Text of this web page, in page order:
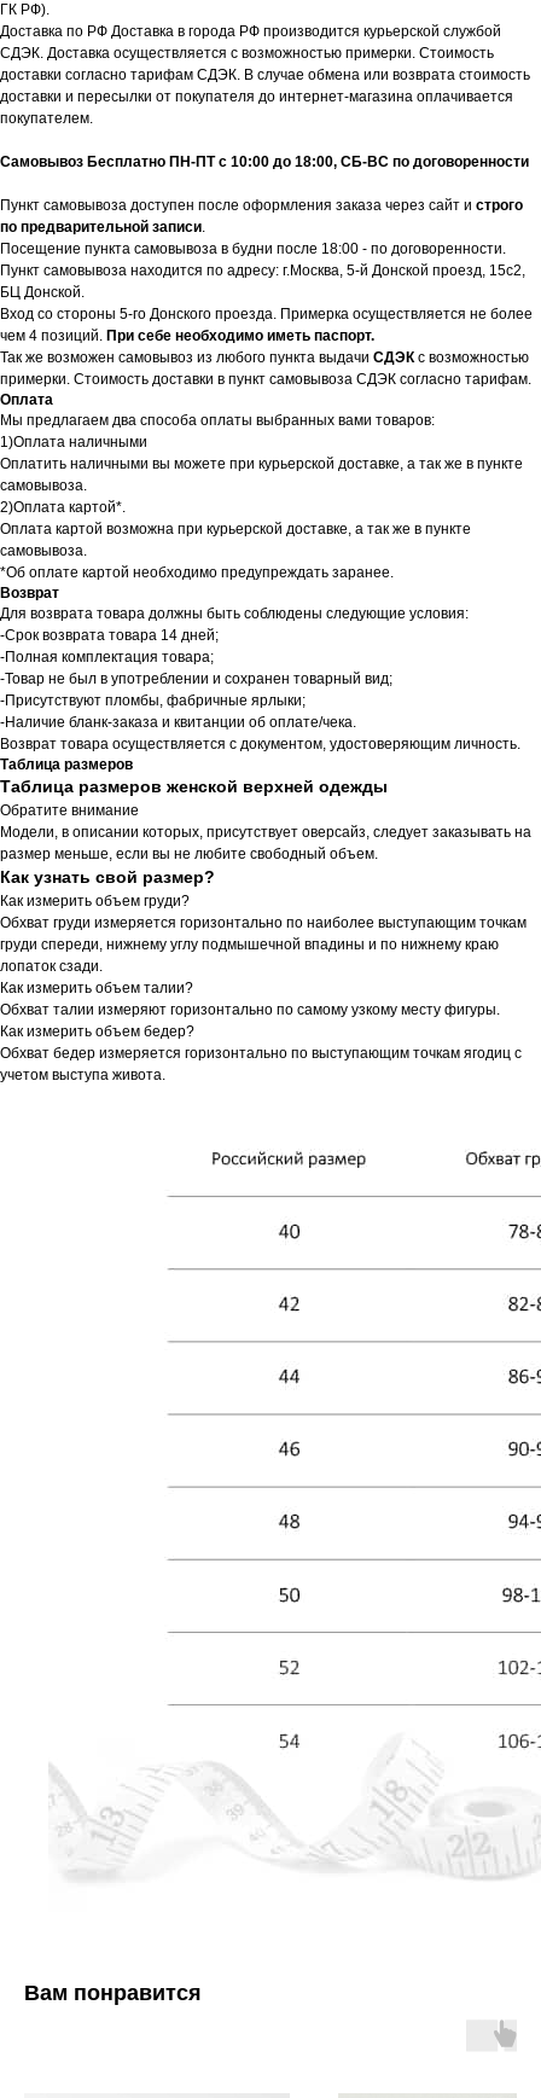
ГК РФ).
Доставка по РФ Доставка в города РФ производится курьерской службой
СДЭК. Доставка осуществляется с возможностью примерки. Стоимость
доставки согласно тарифам СДЭК. В случае обмена или возврата стоимость
доставки и пересылки от покупателя до интернет-магазина оплачивается
покупателем.
Самовывоз Бесплатно ПН-ПТ с 10:00 до 18:00, СБ-ВС по договоренности
Пункт самовывоза доступен после оформления заказа через сайт и строго
по предварительной записи.
Посещение пункта самовывоза в будни после 18:00 - по договоренности.
Пункт самовывоза находится по адресу: г.Москва, 5-й Донской проезд, 15с2,
БЦ Донской.
Вход со стороны 5-го Донского проезда. Примерка осуществляется не более
чем 4 позиций. При себе необходимо иметь паспорт.
Так же возможен самовывоз из любого пункта выдачи СДЭКс возможностью
примерки. Стоимость доставки в пункт самовывоза СДЭК согласно тарифам.
Оплата
Мы предлагаем два способа оплаты выбранных вами товаров:
1)Оплата наличными
Оплатить наличными вы можете при курьерской доставке, а так же в пункте
самовывоза.
2)Оплата картой*.
Оплата картой возможна при курьерской доставке, а так же в пункте
самовывоза.
*Об оплате картой необходимо предупреждать заранее.
Возврат
Для возврата товара должны быть соблюдены следующие условия:
-Срок возврата товара 14 дней;
-Полная комплектация товара;
-Товар не был в употреблении и сохранен товарный вид;
-Присутствуют пломбы, фабричные ярлыки;
-Наличие бланк-заказа и квитанции об оплате/чека.
Возврат товара осуществляется с документом, удостоверяющим личность.
Таблица размеров
Таблица размеров женской верхней одежды
Обратите внимание
Модели, в описании которых, присутствует оверсайз, следует заказывать на
размер меньше, если вы не любите свободный объем.
Как узнать свой размер?
Как измерить объем груди?
Обхват груди измеряется горизонтально по наиболее выступающим точкам
груди спереди, нижнему углу подмышечной впадины и по нижнему краю
лопаток сзади.
Как измерить объем талии?
Обхват талии измеряют горизонтально по самому узкому месту фигуры.
Как измерить объем бедер?
Обхват бедер измеряется горизонтально по выступающим точкам ягодиц с
учетом выступа живота.
Вам понравится